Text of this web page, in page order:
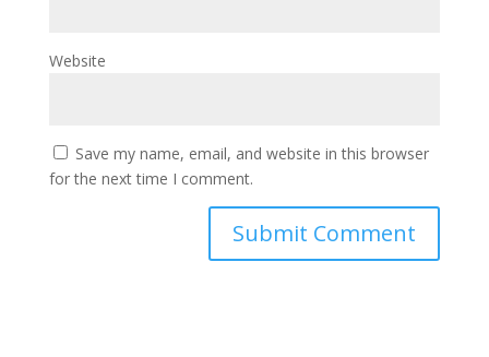
Website
Save my name, email, and website in this browser
for the next time I comment.